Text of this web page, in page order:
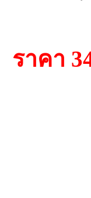
ราคา